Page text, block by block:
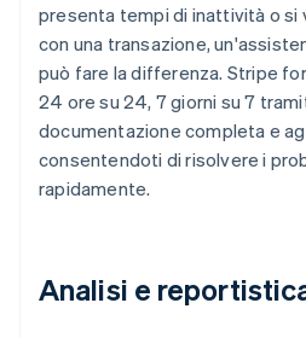
presenta tempi di inattività o si
con una transazione,
può fare la differenza. Stripe
24 ore su 24, 7 giorni su 7
documentazione completa e
consentendoti di risolvere i
rapidamente.
Analisi e